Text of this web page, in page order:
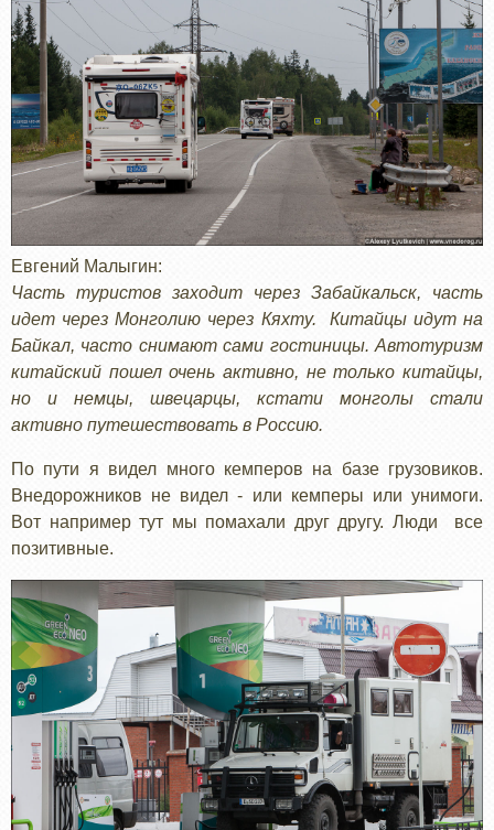
Евгений Малыгин:
Часть туристов заходит через Забайкальск, часть
идет через Монголию через Кяхту. Китайцы идут на
Байкал, часто снимают сами гостиницы. Автотуризм
китайский пошел очень активно, не только китайцы,
но и немцы, швецарцы, кстати монголы стали
активно путешествовать в Россию.
По пути я видел много кемперов на базе грузовиков.
Внедорожников не видел - или кемперы или унимоги.
Вот например тут мы помахали друг другу. Люди все
позитивные.